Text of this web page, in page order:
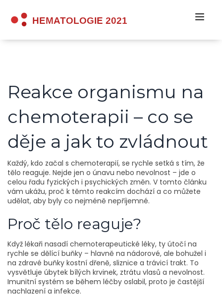
Reakce organismu na
chemoterapii – co se
děje a jak to zvládnout
Každý, kdo začal s chemoterapií, se rychle setká s tím, že
tělo reaguje. Nejde jen o únavu nebo nevolnost – jde o
celou řadu fyzických i psychických změn. V tomto článku
vám ukážu, proč k těmto reakcím dochází a co můžete
udělat, aby byly co nejméně nepříjemné.
Proč tělo reaguje?
Když lékaři nasadí chemoterapeutické léky, ty útočí na
rychle se dělící buňky – hlavně na nádorové, ale bohužel i
na zdravé buňky kostní dřeně, sliznice a trávicí trakt. To
vysvětluje úbytek bílých krvinek, ztrátu vlasů a nevolnost.
Imunitní systém se během léčby oslabil, proto je častější
nachlazení a infekce.